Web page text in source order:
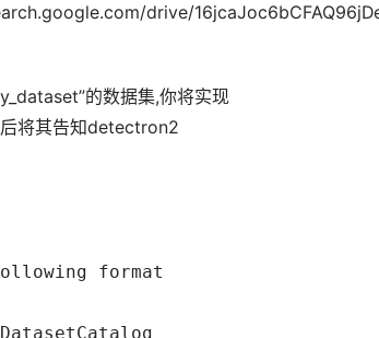
drive/
的数据集,你将实现
将其告知detectron2
format